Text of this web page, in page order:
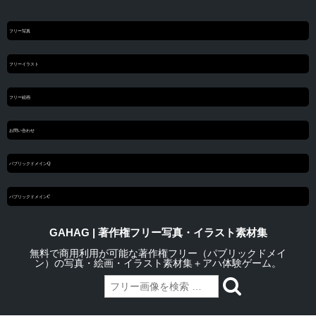
フリー写真
フリーイラスト
フリー絵画
お問い合わせ
パブリックドメインQ
パブリックドメインC
GAHAG | 著作権フリー写真・イラスト素材集
無料で商用利用が可能な著作権フリー（パブリックドメイ
ン）の写真・絵画・イラスト素材集＋アハ体験ゲーム。